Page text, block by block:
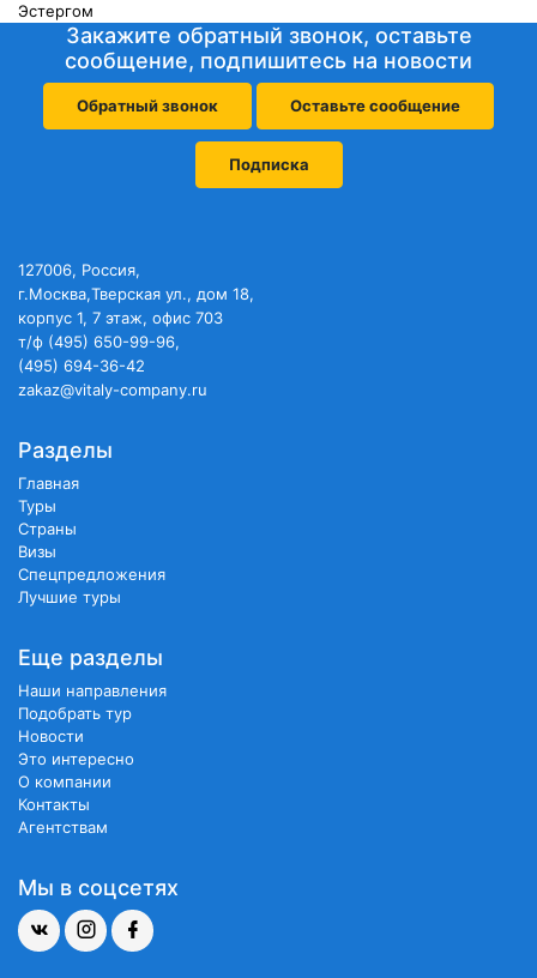
Эстергом
Закажите обратный звонок, оставьте
сообщение, подпишитесь на новости
Обратный звонок Оставьте сообщение
Подписка
127006, Россия,
г.Москва,Тверская ул., дом 18,
корпус 1, 7 этаж, офис 703
т/ф (495) 650-99-96,
(495) 694-36-42
zakaz@vitaly-company.ru
Разделы
Главная
Туры
Страны
Визы
Спецпредложения
Лучшие туры
Еще разделы
Наши направления
Подобрать тур
Новости
Это интересно
О компании
Контакты
Агентствам
Мы в соцсетях